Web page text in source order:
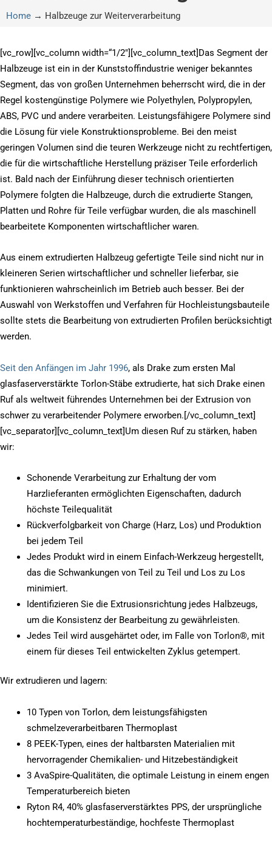
Home → Halbzeuge zur Weiterverarbeitung
[vc_row][vc_column width=“1/2″][vc_column_text]Das Segment der
Halbzeuge ist ein in der Kunststoffindustrie weniger bekanntes
Segment, das von großen Unternehmen beherrscht wird, die in der
Regel kostengünstige Polymere wie Polyethylen, Polypropylen,
ABS, PVC und andere verarbeiten. Leistungsfähigere Polymere sind
die Lösung für viele Konstruktionsprobleme. Bei den meist
geringen Volumen sind die teuren Werkzeuge nicht zu rechtfertigen,
die für die wirtschaftliche Herstellung präziser Teile erforderlich
ist. Bald nach der Einführung dieser technisch orientierten
Polymere folgten die Halbzeuge, durch die extrudierte Stangen,
Platten und Rohre für Teile verfügbar wurden, die als maschinell
bearbeitete Komponenten wirtschaftlicher waren.
Aus einem extrudierten Halbzeug gefertigte Teile sind nicht nur in
kleineren Serien wirtschaftlicher und schneller lieferbar, sie
funktionieren wahrscheinlich im Betrieb auch besser. Bei der
Auswahl von Werkstoffen und Verfahren für Hochleistungsbauteile
sollte stets die Bearbeitung von extrudierten Profilen berücksichtigt
werden.
Seit den Anfängen im Jahr 1996, als Drake zum ersten Mal
glasfaserverstärkte Torlon-Stäbe extrudierte, hat sich Drake einen
Ruf als weltweit führendes Unternehmen bei der Extrusion von
schwer zu verarbeitender Polymere erworben.[/vc_column_text]
[vc_separator][vc_column_text]Um diesen Ruf zu stärken, haben
wir:
Schonende Verarbeitung zur Erhaltung der vom
Harzlieferanten ermöglichten Eigenschaften, dadurch
höchste Teilequalität
Rückverfolgbarkeit von Charge (Harz, Los) und Produktion
bei jedem Teil
Jedes Produkt wird in einem Einfach-Werkzeug hergestellt,
das die Schwankungen von Teil zu Teil und Los zu Los
minimiert.
Identifizieren Sie die Extrusionsrichtung jedes Halbzeugs,
um die Konsistenz der Bearbeitung zu gewährleisten.
Jedes Teil wird ausgehärtet oder, im Falle von Torlon®, mit
einem für dieses Teil entwickelten Zyklus getempert.
Wir extrudieren und lagern:
10 Typen von Torlon, dem leistungsfähigsten
schmelzeverarbeitbaren Thermoplast
8 PEEK-Typen, eines der haltbarsten Materialien mit
hervorragender Chemikalien- und Hitzebeständigkeit
3 AvaSpire-Qualitäten, die optimale Leistung in einem engen
Temperaturbereich bieten
Ryton R4, 40% glasfaserverstärktes PPS, der ursprüngliche
hochtemperaturbeständige, hochfeste Thermoplast